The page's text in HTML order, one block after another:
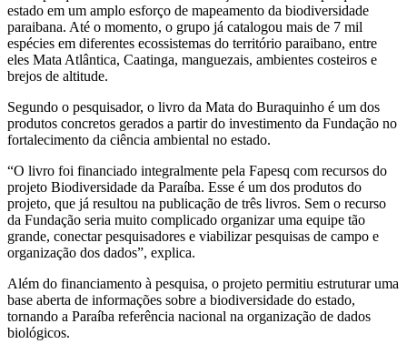
estado em um amplo esforço de mapeamento da biodiversidade
paraibana. Até o momento, o grupo já catalogou mais de 7 mil
espécies em diferentes ecossistemas do território paraibano, entre
eles Mata Atlântica, Caatinga, manguezais, ambientes costeiros e
brejos de altitude.
Segundo o pesquisador, o livro da Mata do Buraquinho é um dos
produtos concretos gerados a partir do investimento da Fundação no
fortalecimento da ciência ambiental no estado.
“O livro foi financiado integralmente pela Fapesq com recursos do
projeto Biodiversidade da Paraíba. Esse é um dos produtos do
projeto, que já resultou na publicação de três livros. Sem o recurso
da Fundação seria muito complicado organizar uma equipe tão
grande, conectar pesquisadores e viabilizar pesquisas de campo e
organização dos dados”, explica.
Além do financiamento à pesquisa, o projeto permitiu estruturar uma
base aberta de informações sobre a biodiversidade do estado,
tornando a Paraíba referência nacional na organização de dados
biológicos.